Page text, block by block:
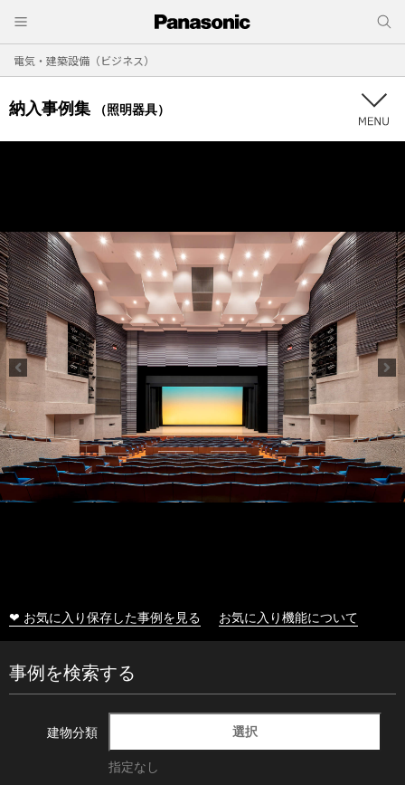
電気・建築設備（ビジネス）
納入事例集 （照明器具）
❤ お気に入り保存した事例を見る お気に入り機能について
事例を検索する
建物分類 選択
指定なし